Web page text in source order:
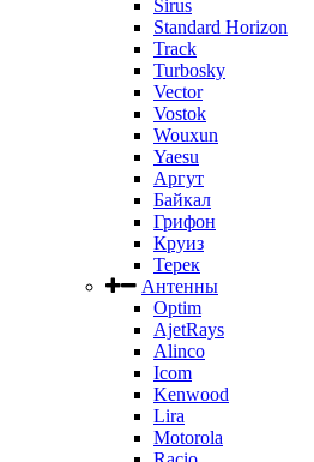
Sirus
Standard Horizon
Track
Turbosky
Vector
Vostok
Wouxun
Yaesu
Аргут
Байкал
Грифон
Круиз
Терек
Антенны
Optim
AjetRays
Alinco
Icom
Kenwood
Lira
Motorola